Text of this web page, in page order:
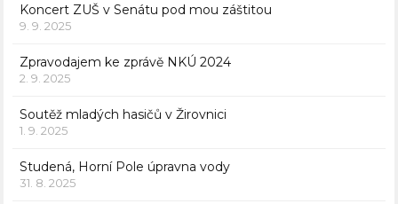
Koncert ZUŠ v Senátu pod mou záštitou
9. 9. 2025
Zpravodajem ke zprávě NKÚ 2024
2. 9. 2025
Soutěž mladých hasičů v Žirovnici
1. 9. 2025
Studená, Horní Pole úpravna vody
31. 8. 2025